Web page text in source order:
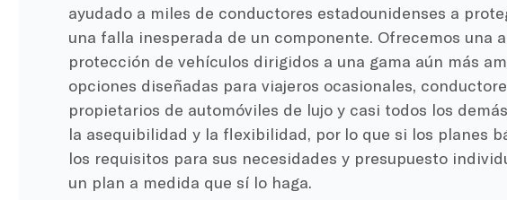
ayudado a miles de conductores estadounidenses a
una falla inesperada de un componente. Ofrecemos una
protección de vehículos dirigidos a una gama aún más
opciones diseñadas para viajeros ocasionales,
propietarios de automóviles de lujo y casi todos los
la asequibilidad y la flexibilidad, por lo que si los planes
los requisitos para sus necesidades y presupuesto
un plan a medida que sí lo haga.